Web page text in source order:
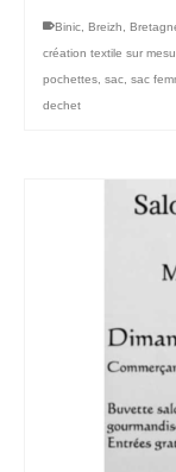
Binic Breizh
création textile sur
pochettes sac sac
dechet